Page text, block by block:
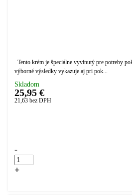
Tento krém je špeciálne vyvinutý pre potreby
výborné výsledky vykazuje aj pri pok...
Skladom
25,95 €
21,63 bez DPH
-
+